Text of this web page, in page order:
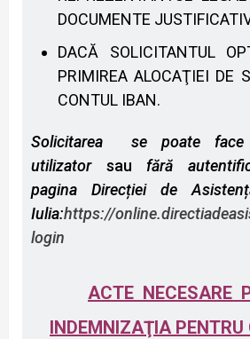
DOCUMENTE
DACĂ SOLICITANTUL
PRIMIREA ALOCAŢIEI DE
CONTUL IBAN.
Solicitarea se poate
utilizator sau fără
pagina Direcției de
Iulia:https://
login
ACTE NECESARE
INDEMNIZAŢIA PENTRU